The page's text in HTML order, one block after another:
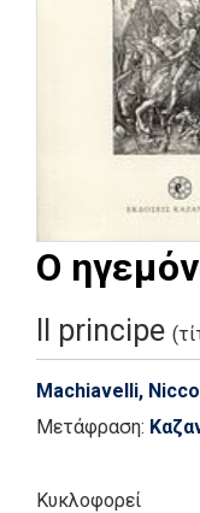
Ο
Il principe
Machiavelli,
Μετάφραση:
Κυκλοφορεί